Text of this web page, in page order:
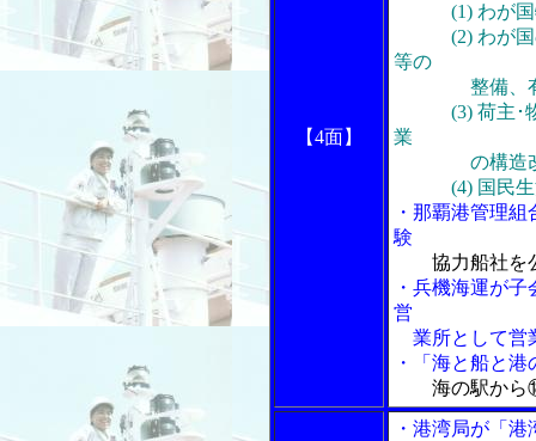
【4面】
(1) わが
(2) わが国の
等の
整備、有
(3) 荷主･物
業
の構造
(4) 国民生活
・那覇港管理
験
協力船社を
・兵機海運が
営
業所として営
・「海と船と
海の駅か
・港湾局が「